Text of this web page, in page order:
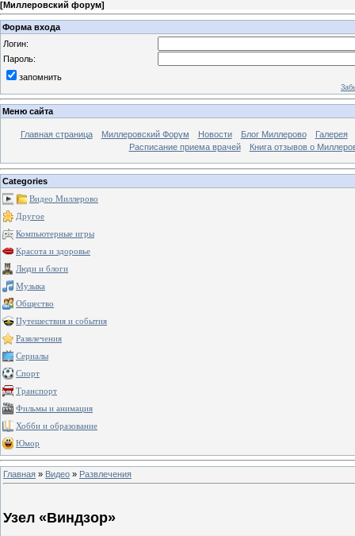
[Миллеровский форум]
Форма входа
Логин:
Пароль:
запомнить
Меню сайта
Главная страница Миллеровский Форум Новости Блог Миллерово
Галерея
Расписание приема врачей
Книга отзывов о
Categories
Видео Миллерово
Другое
Компьютерные игры
Красота и здоровье
Люди и блоги
Музыка
Общество
Путешествия и события
Развлечения
Сериалы
Спорт
Транспорт
Фильмы и анимация
Хобби и образование
Юмор
Главная » Видео » Развлечения
Узел «Виндзор»